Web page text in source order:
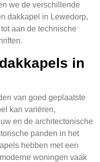
we de verschillende
dakkapel in Lewedorp,
aan de technische
in
van goed geplaatste
kan variëren,
en de architectonische
panden in het
hebben met een
woningen vaak